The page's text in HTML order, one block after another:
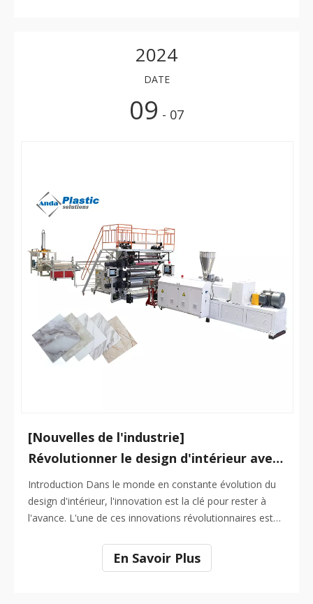
2024
DATE
09 - 07
[Nouvelles de l'industrie]
Révolutionner le design d'intérieur avec des feuilles de marbre PVC haute performance
Introduction Dans le monde en constante évolution du
design d'intérieur, l'innovation est la clé pour rester à
l'avance. L'une de ces innovations révolutionnaires est
performance. Ces feuilles sont non seulement
esthétiques, mais offrent également une gamme
En Savoir Plus